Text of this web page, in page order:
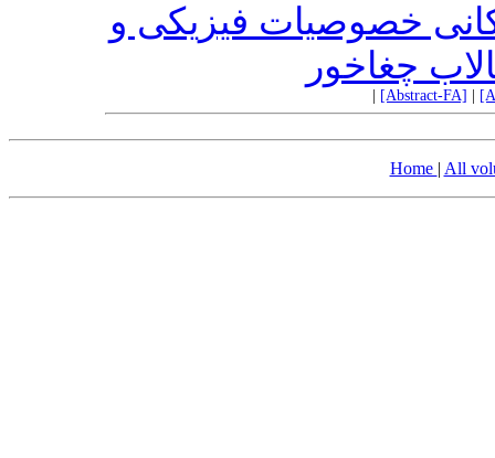
خصوصیات فیزیکی و
چغاخور
[Abstract-FA]
Home | All